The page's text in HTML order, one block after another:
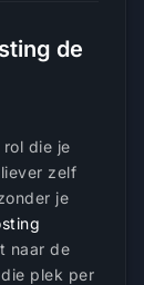
de
die je
zelf
je
naar de
plek per